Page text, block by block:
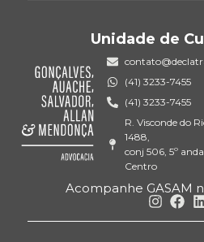
Unidade de
(41) 3233-7455
(41) 3233-7455
R. Visconde do
1488,
conj 506, 5º
Centro
Acompanhe GASAM